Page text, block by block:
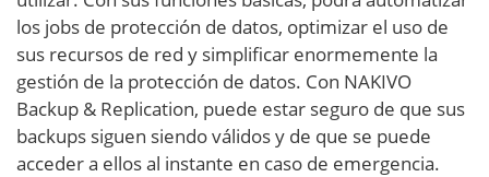
los jobs de protección de datos, optimizar el uso de
sus recursos de red y simplificar enormemente la
gestión de la protección de datos. Con NAKIVO
Backup & Replication, puede estar seguro de que sus
backups siguen siendo válidos y de que se puede
acceder a ellos al instante en caso de emergencia.